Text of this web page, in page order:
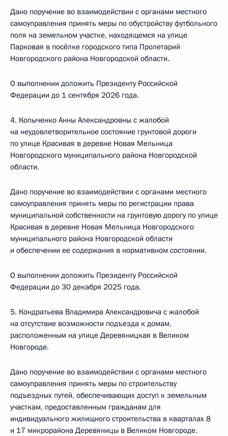
Дано поручение во взаимодействии с органами местного
самоуправления принять меры по обустройству футбольного
поля на земельном участке, находящемся на улице
Парковая в посёлке городского типа Пролетарий
Новгородского района Новгородской области.
О выполнении доложить Президенту Российской
Федерации до 1 сентября 2026 года.
4. Копыченко Анны Александровны с жалобой
на неудовлетворительное состояние грунтовой дороги
по улице Красивая в деревне Новая Мельница
Новгородского муниципального района Новгородской
области.
Дано поручение во взаимодействии с органами местного
самоуправления принять меры по регистрации права
муниципальной собственности на грунтовую дорогу по улице
Красивая в деревне Новая Мельница Новгородского
муниципального района Новгородской области
и обеспечении ее содержания в нормативном состоянии.
О выполнении доложить Президенту Российской
Федерации до 30 декабря 2025 года.
5. Кондратьева Владимира Александровича с жалобой
на отсутствие возможности подъезда к домам,
расположенным на улице Деревяницкая в Великом
Новгороде.
Дано поручение во взаимодействии с органами местного
самоуправления принять меры по строительству
подъездных путей, обеспечивающих доступ к земельным
участкам, предоставленным гражданам для
индивидуального жилищного строительства в кварталах 8
и 17 микрорайона Деревяницы в Великом Новгороде.